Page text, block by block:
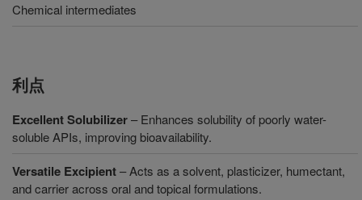
Chemical intermediates
利点
Excellent Solubilizer– Enhances solubility of poorly water-
soluble APIs, improving bioavailability.
Versatile Excipient– Acts as a solvent, plasticizer, humectant,
and carrier across oral and topical formulations.